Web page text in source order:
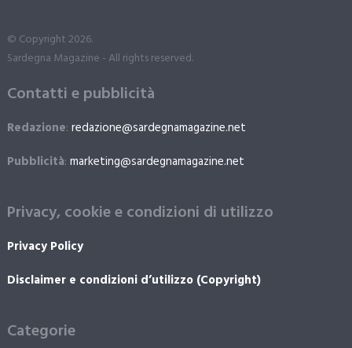
© Copyright 2026.
Sardegna Magazine - All rights reserved.
Contatti e pubblicità
Redazione: redazione@sardegnamagazine.net
Pubblicità: marketing@sardegnamagazine.net
Privacy, cookie e condizioni di utilizzo
Privacy Policy
Disclaimer e condizioni d’utilizzo (Copyright)
Categorie